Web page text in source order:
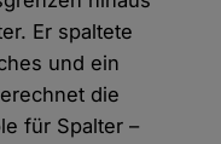
Er spaltete
und ein
die
für Spalter –